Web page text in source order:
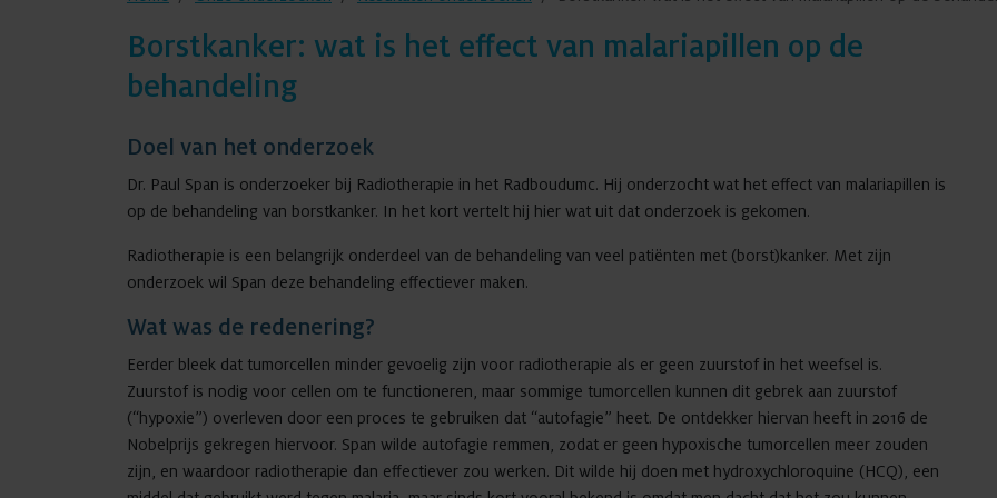
Borstkanker: wat is het effect van malariapillen op de
behandeling
Doel van het onderzoek
Dr. Paul Span is onderzoeker bij Radiotherapie in het Radboudumc. Hij onderzocht wat het effect van malariapillen is
op de behandeling van borstkanker. In het kort vertelt hij hier wat uit dat onderzoek is gekomen.
Radiotherapie is een belangrijk onderdeel van de behandeling van veel patiënten met (borst)kanker. Met zijn
onderzoek wil Span deze behandeling effectiever maken.
Wat was de redenering?
Eerder bleek dat tumorcellen minder gevoelig zijn voor radiotherapie als er geen zuurstof in het weefsel is.
Zuurstof is nodig voor cellen om te functioneren, maar sommige tumorcellen kunnen dit gebrek aan zuurstof
(“hypoxie”) overleven door een proces te gebruiken dat “autofagie” heet. De ontdekker hiervan heeft in 2016 de
Nobelprijs gekregen hiervoor. Span wilde autofagie remmen, zodat er geen hypoxische tumorcellen meer zouden
zijn, en waardoor radiotherapie dan effectiever zou werken. Dit wilde hij doen met hydroxychloroquine (HCQ), een